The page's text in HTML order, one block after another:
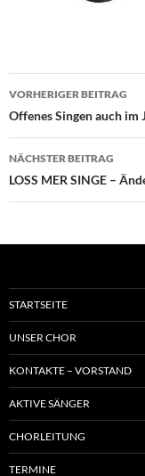
VORHERIGER BEITRAG
Offenes Singen auch im
NÄCHSTER BEITRAG
LOSS MER SINGE –
STARTSEITE
UNSER CHOR
KONTAKTE – VORSTAND
AKTIVE SÄNGER
CHORLEITUNG
TERMINE